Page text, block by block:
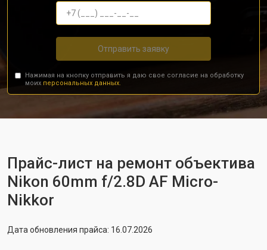
Отправить заявку
Нажимая на кнопку отправить я даю свое согласие на обработку
моих персональных данных.
Прайс-лист на ремонт объектива
Nikon 60mm f/2.8D AF Micro-
Nikkor
Дата обновления прайса: 16.07.2026